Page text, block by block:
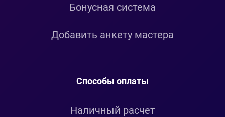
Бонусная система
Добавить анкету мастера
Способы оплаты
Наличный расчет